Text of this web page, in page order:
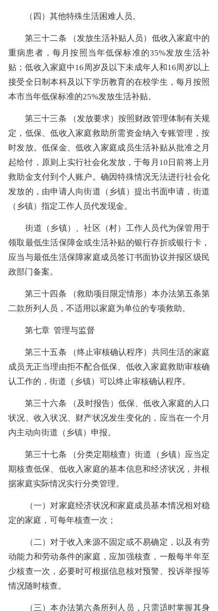
（四）其他特殊生活困难人员。
第三十二条 （发放生活补贴人员）低收入家庭中的
重病患者，每月按照当年低保标准的35%发放生活补
贴；低收入家庭中16周岁及以下未成年人和16周岁以上
接受全日制本科及以下学历教育的在校学生，每月按照
本市当年低保标准的25%发放生活补贴。
第三十三条 （发放要求）按照财政管理体制有关规
定，低保、低收入家庭救助所需资金纳入专账管理，按
时发放。低保金、低收入家庭成员生活补贴从批准之月
起给付，原则上实行社会化发放，于每月10日前将上月
救助金支付到个人账户。确因特殊情况无法进行社会化
发放的，由申请人向街道（乡镇）提出书面申请，街道
（乡镇）指定工作人员代发现金。
街道（乡镇）、社区（村）工作人员代为保管用于
领取最低生活保障金或生活补贴的银行存折或银行卡，
应当与最低生活保障家庭成员签订书面协议并报区级民
政部门备案。
第三十四条 （救助项目限定情形）本办法第五条第
二款所列人员，不适用以家庭为单位的专项救助。
第七章 管理与监督
第三十五条 （终止审核确认程序）共同生活的家庭
成员无正当理由拒不配合低保、低收入家庭救助审核确
认工作的，街道（乡镇）可以终止审核确认程序。
第三十六条 （及时报告）低保、低收入家庭的人口
状况、收入状况、财产状况发生变化的，应当在一个月
内主动向街道（乡镇）申报。
第三十七条 （分类定期核查）街道（乡镇）应当定
期核查低保、低收入家庭的基本信息和经济状况，并根
据家庭实际情况实行分类管理。
（一）对家庭经济状况和家庭成员基本情况相对稳
定的家庭，可每年核查一次；
（二）对于收入来源不固定或不易确定，以及有劳
动能力和劳动条件的家庭，应加强核查，一般每半年至
少核查一次，必要时可根据信息核对预警、投诉举报等
情况随时核查。
（三）本办法第六条所列人员，只需适时掌握其身